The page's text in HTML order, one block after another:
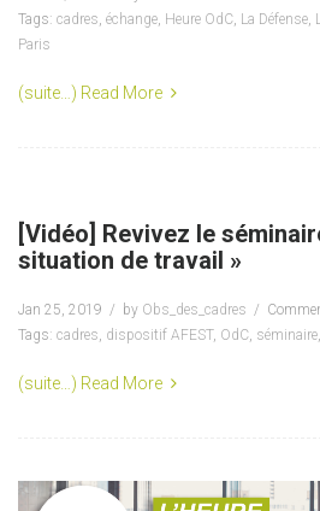
Tags: cadres, échange, Heure OdC, La Défense,
Paris
(suite…) Read More
[Vidéo] Revivez le
situation de travail »
Jan 25, 2019 by Obs_des_cadres
Tags: cadres, dispositif AFEST, OdC, séminaire,
(suite…) Read More